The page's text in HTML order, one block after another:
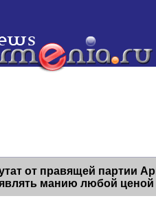
от правящей партии
манию любой ценой